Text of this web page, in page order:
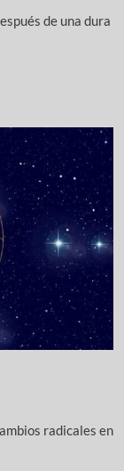
de una dura
radicales en